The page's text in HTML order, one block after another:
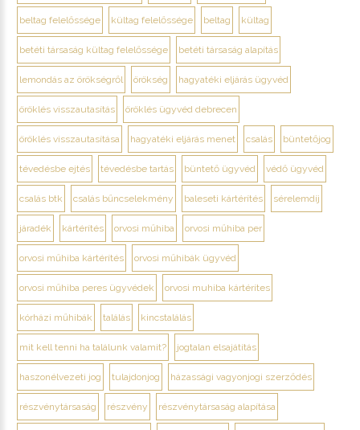
beltag felelőssége kültag felelőssége beltag kültag
betéti társaság kültag felelőssége betéti társaság alapítás
lemondás az örökségről örökség hagyatéki eljárás ügyvéd
öröklés visszautasítás öröklés ügyvéd debrecen
öröklés visszautasítása hagyatéki eljárás menet csalás büntetőjog
tévedésbe ejtés tévedésbe tartás büntető ügyvéd védő ügyvéd
csalás btk csalás bűncselekmény baleseti kártérítés sérelemdíj
járadék kártérítés orvosi műhiba orvosi műhiba per
orvosi műhiba kártérítés orvosi műhibák ügyvéd
orvosi műhiba peres ügyvédek orvosi muhiba kártérítes
kórházi műhibák találás kincstalálás
mit kell tenni ha találunk valamit? jogtalan elsajátítás
haszonélvezeti jog tulajdonjog házassági vagyonjogi szerződés
részvénytársaság részvény részvénytársaság alapítása